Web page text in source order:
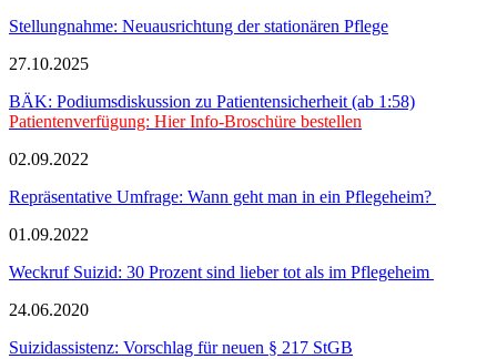
Stellungnahme: Neuausrichtung der stationären Pflege
27.10.2025
BÄK: Podiumsdiskussion zu Patientensicherheit (ab 1:58)
Patientenverfügung: Hier Info-Broschüre bestellen
02.09.2022
Repräsentative Umfrage: Wann geht man in ein Pflegeheim?
01.09.2022
Weckruf Suizid: 30 Prozent sind lieber tot als im Pflegeheim
24.06.2020
Suizidassistenz: Vorschlag für neuen § 217 StGB